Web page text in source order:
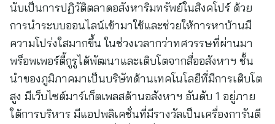
นับเป็นการปฏิวัติตลาดอสังหาริมทรัพย์ในสิงคโปร์ ด้วย
การนำระบบออนไลน์เข้ามาใช้และช่วยให้การหาบ้านมี
ความโปร่งใสมากขึ้น ในช่วงเวลากว่าทศวรรษที่ผ่านมา
พร็อพเพอร์ตี้กูรูได้พัฒนาและเติบโตจากสื่ออสังหาฯ ชั้น
นำของภูมิภาคมาเป็นบริษัทด้านเทคโนโลยีที่มีการเติบโต
สูง มีเว็บไซต์มาร์เก็ตเพลสด้านอสังหาฯ อันดับ 1 อยู่ภาย
ใต้การบริหาร มีแอปพลิเคชั่นที่มีรางวัลเป็นเครื่องการันตี